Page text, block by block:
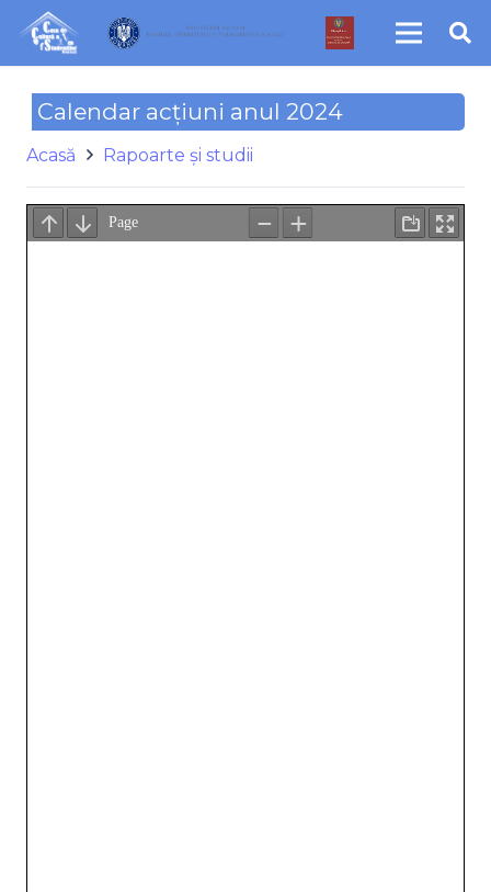
Calendar acțiuni anul 2024
Acasă Rapoarte și studii